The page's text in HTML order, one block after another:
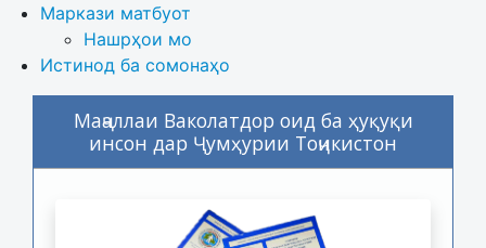
Маркази матбуот
Нашрҳои мо
Истинод ба сомонаҳо
Маҷаллаи Ваколатдор оид ба ҳуқуқи
инсон дар Ҷумҳурии Тоҷикистон